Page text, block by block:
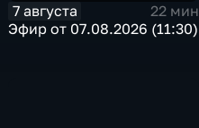
7 августа
22 мин
Эфир от 07.08.2026 (11:30)